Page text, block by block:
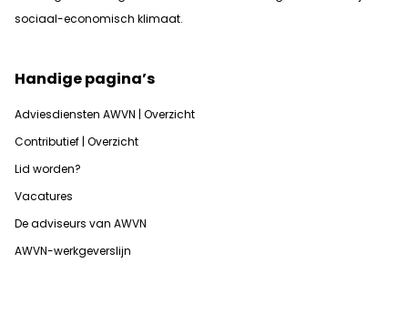
sociaal-economisch klimaat.
Handige pagina’s
Adviesdiensten AWVN | Overzicht
Contributief | Overzicht
Lid worden?
Vacatures
De adviseurs van AWVN
AWVN-werkgeverslijn